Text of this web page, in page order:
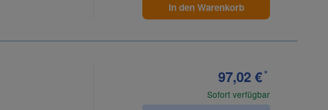
In den Warenkorb
97,02 €*
Sofort verfügbar